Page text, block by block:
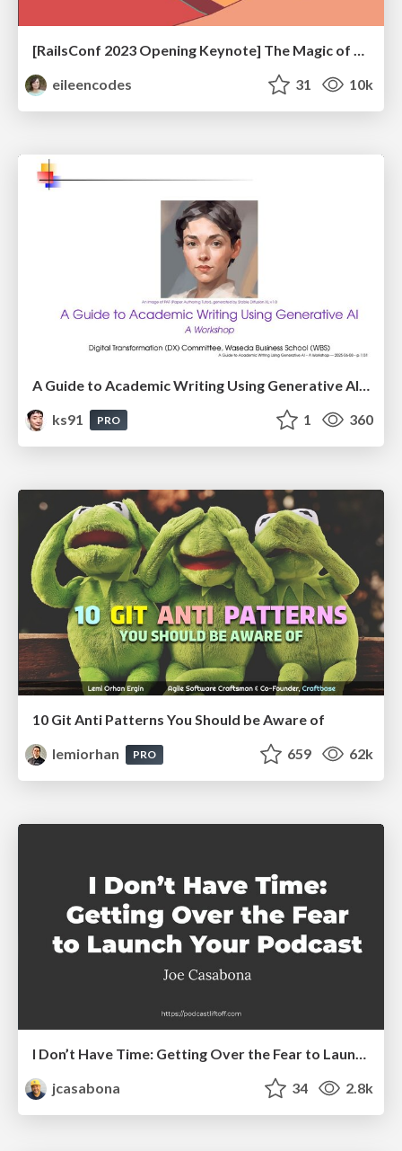
[RailsConf 2023 Opening Keynote] The Magic of Rails
eileencodes
31 10k
ks91
PRO 1 360
10 Git Anti Patterns You Should be Aware of
lemiorhan
PRO 659 62k
I Don’t Have Time: Getting Over the Fear to Launch Your Podcast
jcasabona
34 2.8k